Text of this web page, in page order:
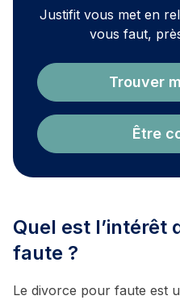
Justifit vous met en
vous faut,
Trouver
Être
Quel est l’intérêt
faute ?
Le divorce pour faute est